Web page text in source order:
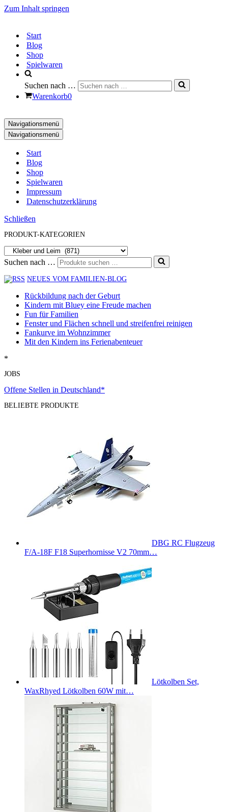
Zum Inhalt springen
Start
Blog
Shop
Spielwaren
Suchen nach …
Warenkorb0
Navigationsmenü
Navigationsmenü
Start
Blog
Shop
Spielwaren
Impressum
Datenschutzerklärung
Schließen
PRODUKT-KATEGORIEN
Suchen nach …
NEUES VOM FAMILIEN-BLOG
Rückbildung nach der Geburt
Kindern mit Bluey eine Freude machen
Fun für Familien
Fenster und Flächen schnell und streifenfrei reinigen
Fankurve im Wohnzimmer
Mit den Kindern ins Ferienabenteuer
*
JOBS
Offene Stellen in Deutschland*
BELIEBTE PRODUKTE
DBG RC Flugzeug
F/A-18F F18 Superhornisse V2 70mm…
Lötkolben Set,
WaxRhyed Lötkolben 60W mit…